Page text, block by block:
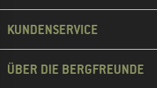
KUNDENSERVICE
ÜBER DIE BERGFREUNDE